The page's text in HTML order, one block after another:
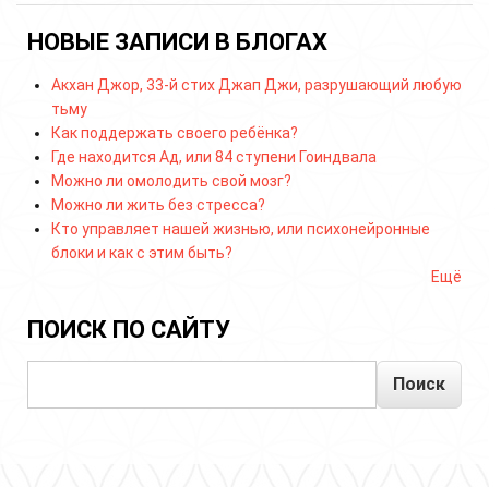
НОВЫЕ ЗАПИСИ В БЛОГАХ
Акхан Джор, 33-й стих Джап Джи, разрушающий любую
тьму
Как поддержать своего ребёнка?
Где находится Ад, или 84 ступени Гоиндвала
Можно ли омолодить свой мозг?
Можно ли жить без стресса?
Кто управляет нашей жизнью, или психонейронные
блоки и как с этим быть?
Ещё
ПОИСК ПО САЙТУ